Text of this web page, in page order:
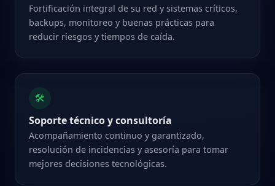
Fortificación integral de su red y sistemas críticos,
backups, monitoreo y buenas prácticas para
reducir riesgos y tiempos de caída.
🛠️
Soporte técnico y consultoría
Acompañamiento continuo y garantizado,
resolución de incidencias y asesoría para tomar
mejores decisiones tecnológicas.